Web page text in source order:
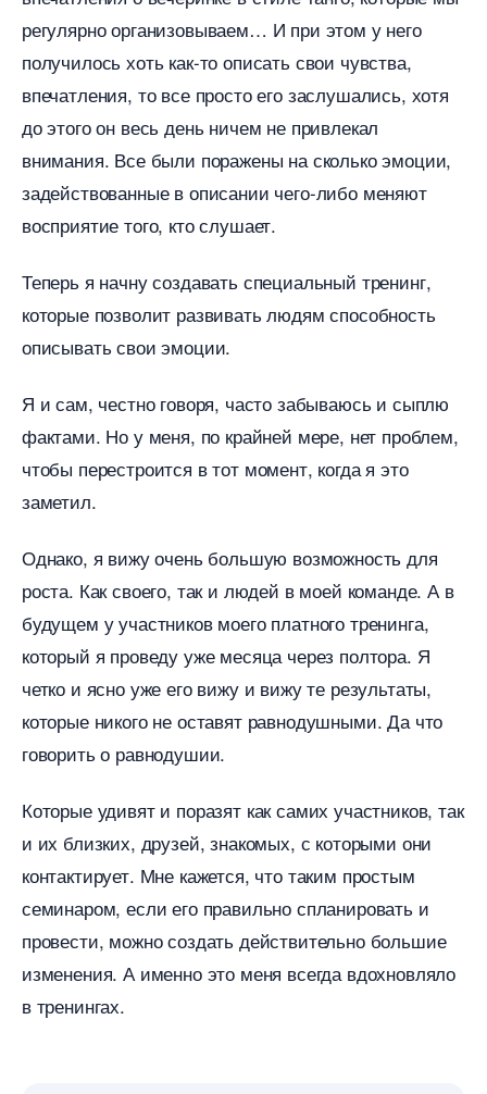
регулярно организовываем… И при этом у него
получилось хоть как-то описать свои чувства,
печатления, то все просто его заслушались, хотя
до этого он весь день ничем не привлекал
нимания. Все были поражены на сколько эмоции,
задействованные в описании чего-либо меняют
осприятие того, кто слушает.
Теперь я начну создавать специальный тренинг,
которые позволит развивать людям способность
описывать свои эмоции.
Я и сам, честно говоря, часто забываюсь и сыплю
фактами. Но у меня, по крайней мере, нет проблем,
чтобы перестроится в тот момент, когда я это
заметил.
Однако, я вижу очень большую возможность для
роста. Как своего, так и людей в моей команде. А
удущем у участников моего платного тренинга,
который я проведу уже месяца через полтора. Я
четко и ясно уже его вижу и вижу те результаты,
которые никого не оставят равнодушными. Да что
оворить о равнодушии.
Которые удивят и поразят как самих участников, так
и их близких, друзей, знакомых, с которыми они
контактирует. Мне кажется, что таким простым
семинаром, если его правильно спланировать и
провести, можно создать действительно большие
изменения. А именно это меня всегда вдохновляло
тренингах.